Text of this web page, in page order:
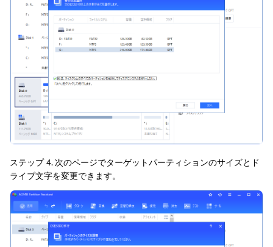
ステップ 4. 次のページでターゲットパーティションのサイズとド
ライブ文字を変更できます。